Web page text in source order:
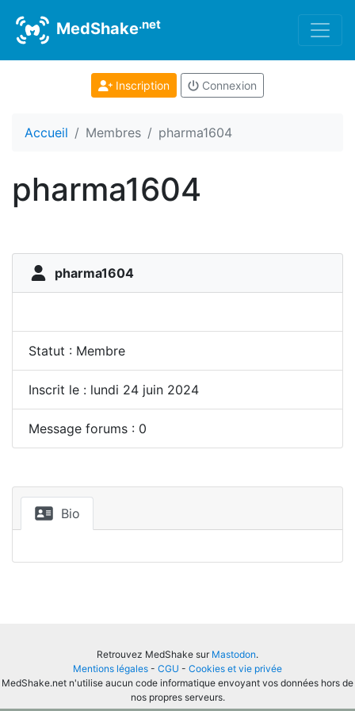
MedShake.net
Inscription Connexion
Accueil Membres pharma1604
pharma1604
pharma1604
Statut : Membre
Inscrit le : lundi 24 juin 2024
Message forums : 0
Bio
Retrouvez MedShake sur Mastodon.
Mentions légales - CGU - Cookies et vie privée
MedShake.net n'utilise aucun code informatique envoyant vos données hors de
nos propres serveurs.